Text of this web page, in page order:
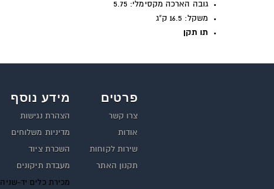
גובה הארכה מקסימלי: 5.75
משקל: 16.5 ק"ג
תו תקן
פרטים
צרו קשר
אודות
שירות לקוחות
תקנון האתר
מידע נוסף
הצהרת נגישות
מדיניות משלוחים
השכרת ציוד
מעבדת תיקונים
מכירת כלים יד-שניה